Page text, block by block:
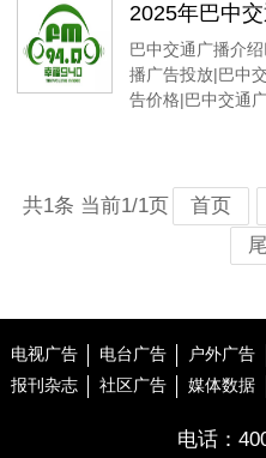
2025年巴中
巴中交通广播介
播广告投放|巴中
告价格|巴中交通
共1条 当前1/1页 首页
电视广告 电台广告 户外广告
报刊杂志
社区广告 媒体数据
电话：